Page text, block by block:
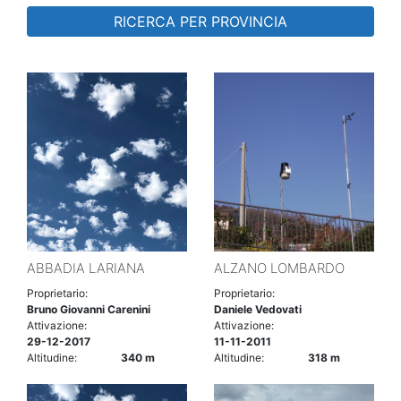
RICERCA PER PROVINCIA
ABBADIA LARIANA
Proprietario:
Bruno Giovanni Carenini
Attivazione:
29-12-2017
Altitudine:
340 m
ALZANO LOMBARDO
Proprietario:
Daniele Vedovati
Attivazione:
11-11-2011
Altitudine:
318 m